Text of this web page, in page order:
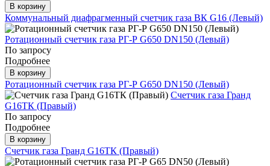
В корзину
Коммунальный диафрагменный счетчик газа ВК G16 (Левый)
Ротационный счетчик газа РГ-Р G650 DN150 (Левый)
По запросу
Подробнее
В корзину
Ротационный счетчик газа РГ-Р G650 DN150 (Левый)
Счетчик газа Гранд
G16ТК (Правый)
По запросу
Подробнее
В корзину
Счетчик газа Гранд G16ТК (Правый)